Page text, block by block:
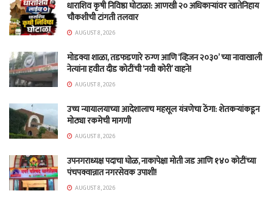
धाराशिव कृषी निविष्ठा घोटाळा: आणखी २० अधिकाऱ्यांवर खातेनिहाय
चौकशीची टांगती तलवार
AUGUST 8, 2026
मोडक्या शाळा, तडफडणारे रुग्ण आणि ‘व्हिजन २०३०’ च्या नावाखाली
नेत्यांना हवीत दीड कोटींची ‘नवी कोरी’ वाहने!
AUGUST 8, 2026
उच्च न्यायालयाच्या आदेशालाच महसूल यंत्रणेचा ठेंगा: शेतकऱ्यांकडून
मोठ्या रकमेची मागणी
AUGUST 8, 2026
उपनगराध्यक्ष पदाचा घोळ, नाकापेक्षा मोती जड आणि १४० कोटींच्या
पंचपक्वान्नात नगरसेवक उपाशी!
AUGUST 8, 2026